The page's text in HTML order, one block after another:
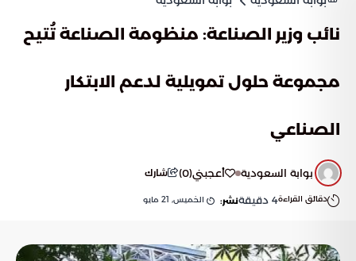
نائب وزير الصناعة: منظومة الصناعة تُتيح
مجموعة حلول تمويلية لدعم الابتكار
الصناعي
بوابة السعودية أعجبني(
0
) شارك
دقائق القراءة4 دقيقةنشر: الخميس, 21 مايو